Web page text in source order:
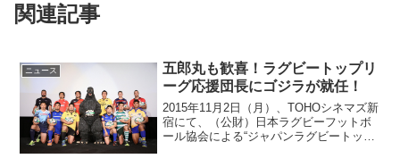
関連記事
ニュース
五郎丸も歓喜！ラグビートップリ
ーグ応援団長にゴジラが就任！
2015年11月2日（月）、TOHOシネマズ新
宿にて、（公財）日本ラグビーフットボ
ール協会による“ジャパンラグビートップ